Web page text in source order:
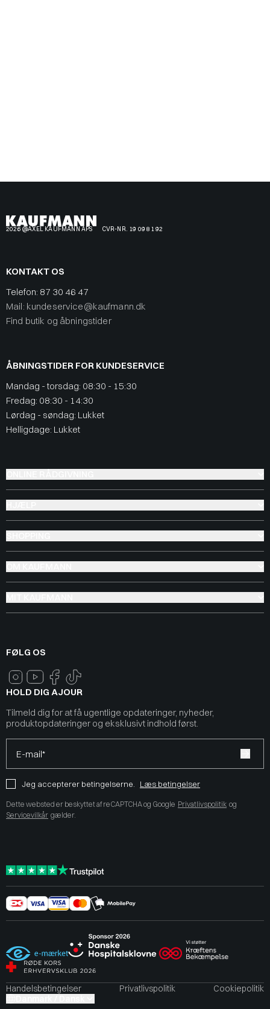
2026 @AXEL KAUFMANN APS CVR-NR. 19 09 81 92
KONTAKT OS
Telefon: 87 30 46 47
Mail: kundeservice@kaufmann.dk
Find butik og åbningstider
ÅBNINGSTIDER FOR KUNDESERVICE
Mandag - torsdag: 08:30 - 15:30
Fredag: 08:30 - 14:30
Lørdag - søndag: Lukket
Helligdage: Lukket
FØLG OS
HOLD DIG AJOUR
Tilmeld dig for at få ugentlige opdateringer, nyheder,
produktopdateringer og eksklusivt indhold først.
E-mail*
Jeg accepterer betingelserne. Læs betingelser
Dette websted er beskyttet af reCAPTCHA og Google Privatlivspolitik og
Servicevilkår gælder.
Handelsbetingelser Privatlivspolitik
Cookiepolitik